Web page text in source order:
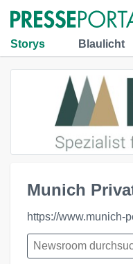
Storys Blaulicht
Munich
https://www.munich-